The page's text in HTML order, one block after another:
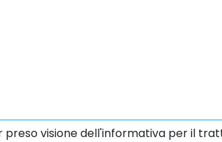
preso visione dell'informativa per il